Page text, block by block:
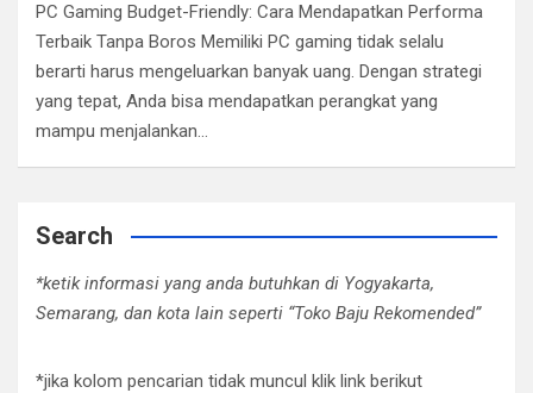
PC Gaming Budget-Friendly: Cara Mendapatkan Performa
Terbaik Tanpa Boros Memiliki PC gaming tidak selalu
berarti harus mengeluarkan banyak uang. Dengan strategi
yang tepat, Anda bisa mendapatkan perangkat yang
mampu menjalankan…
Search
*ketik informasi yang anda butuhkan di Yogyakarta,
Semarang, dan kota lain seperti “Toko Baju Rekomended”
*jika kolom pencarian tidak muncul klik link berikut